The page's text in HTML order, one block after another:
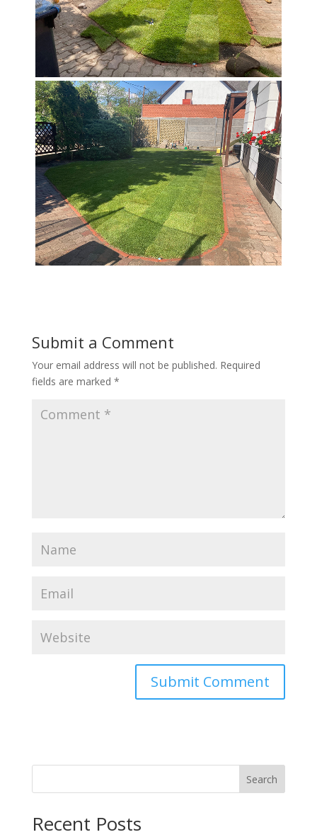
Submit a Comment
Your email address will not be published. Required
fields are marked *
Search
Recent Posts